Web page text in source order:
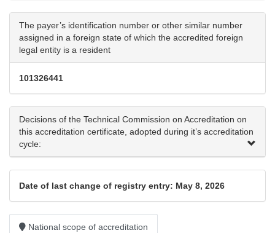
The payer’s identification number or other similar number
assigned in a foreign state of which the accredited foreign
legal entity is a resident
101326441
Decisions of the Technical Commission on Accreditation on
this accreditation certificate, adopted during it’s accreditation
cycle:
Date of last change of registry entry: May 8, 2026
National scope of accreditation